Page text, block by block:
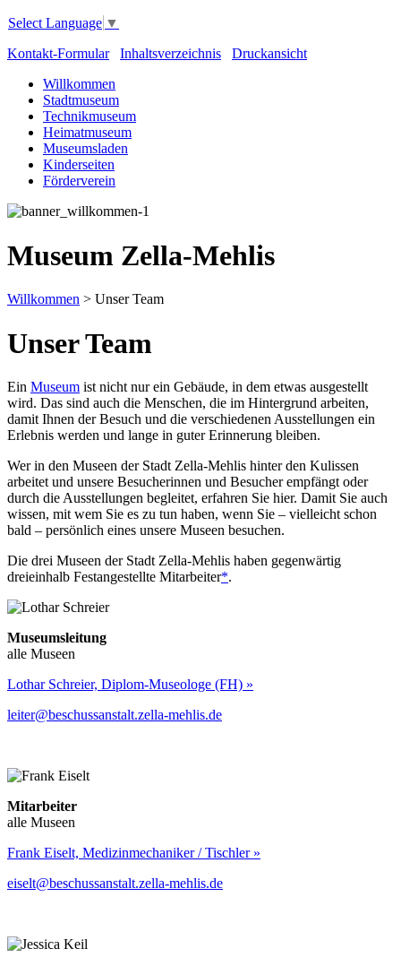
Select Language ▼
Kontakt-Formular
Inhaltsverzeichnis
Druckansicht
Willkommen
Stadtmuseum
Technikmuseum
Heimatmuseum
Museumsladen
Kinderseiten
Förderverein
Museum Zella-Mehlis
Willkommen > Unser Team
Unser Team
Ein Museum ist nicht nur ein Gebäude, in dem etwas ausgestellt
wird. Das sind auch die Menschen, die im Hintergrund arbeiten,
damit Ihnen der Besuch und die verschiedenen Ausstellungen ein
Erlebnis werden und lange in guter Erinnerung bleiben.
Wer in den Museen der Stadt Zella-Mehlis hinter den Kulissen
arbeitet und unsere Besucherinnen und Besucher empfängt oder
durch die Ausstellungen begleitet, erfahren Sie hier. Damit Sie auch
wissen, mit wem Sie es zu tun haben, wenn Sie – vielleicht schon
bald – persönlich eines unsere Museen besuchen.
Die drei Museen der Stadt Zella-Mehlis haben gegenwärtig
dreieinhalb Festangestellte Mitarbeiter*.
Museumsleitung
alle Museen
Lothar Schreier, Diplom-Museologe (FH) »
leiter@beschussanstalt.zella-mehlis.de
Mitarbeiter
alle Museen
Frank Eiselt, Medizinmechaniker / Tischler »
eiselt@beschussanstalt.zella-mehlis.de